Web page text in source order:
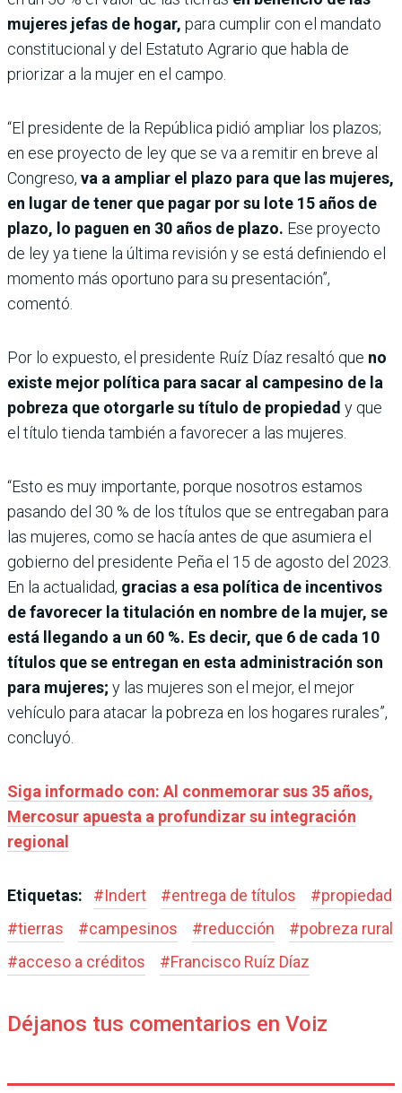
mujeres jefas de hogar, para cumplir con el mandato
constitucional y del Estatuto Agrario que habla de
priorizar a la mujer en el campo.
“El presidente de la República pidió ampliar los plazos;
en ese proyecto de ley que se va a remitir en breve al
Congreso, va a ampliar el plazo para que las mujeres,
en lugar de tener que pagar por su lote 15 años de
plazo, lo paguen en 30 años de plazo. Ese proyecto
de ley ya tiene la última revisión y se está definiendo el
momento más oportuno para su presentación”,
comentó.
Por lo expuesto, el presidente Ruíz Díaz resaltó que no
existe mejor política para sacar al campesino de la
pobreza que otorgarle su título de propiedad y que
el título tienda también a favorecer a las mujeres.
“Esto es muy importante, porque nosotros estamos
pasando del 30 % de los títulos que se entregaban para
las mujeres, como se hacía antes de que asumiera el
gobierno del presidente Peña el 15 de agosto del 2023.
En la actualidad, gracias a esa política de incentivos
de favorecer la titulación en nombre de la mujer, se
está llegando a un 60 %. Es decir, que 6 de cada 10
títulos que se entregan en esta administración son
para mujeres; y las mujeres son el mejor, el mejor
vehículo para atacar la pobreza en los hogares rurales”,
concluyó.
Siga informado con: Al conmemorar sus 35 años,
Mercosur apuesta a profundizar su integración
regional
Etiquetas: #Indert #entrega de títulos #propiedad
#tierras #campesinos #reducción #pobreza rural
#acceso a créditos #Francisco Ruíz Díaz
Déjanos tus comentarios en Voiz